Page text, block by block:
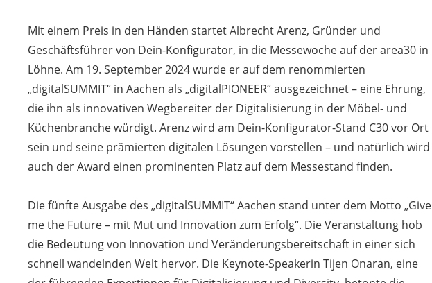
Mit einem Preis in den Händen startet Albrecht Arenz, Gründer und
Geschäftsführer von Dein-Konfigurator, in die Messewoche auf der area30 in
Löhne. Am 19. September 2024 wurde er auf dem renommierten
„digitalSUMMIT“ in Aachen als „digitalPIONEER“ ausgezeichnet – eine Ehrung,
die ihn als innovativen Wegbereiter der Digitalisierung in der Möbel- und
Küchenbranche würdigt. Arenz wird am Dein-Konfigurator-Stand C30 vor Ort
sein und seine prämierten digitalen Lösungen vorstellen – und natürlich wird
auch der Award einen prominenten Platz auf dem Messestand finden.
Die fünfte Ausgabe des „digitalSUMMIT“ Aachen stand unter dem Motto „Give
me the Future – mit Mut und Innovation zum Erfolg“. Die Veranstaltung hob
die Bedeutung von Innovation und Veränderungsbereitschaft in einer sich
schnell wandelnden Welt hervor. Die Keynote-Speakerin Tijen Onaran, eine